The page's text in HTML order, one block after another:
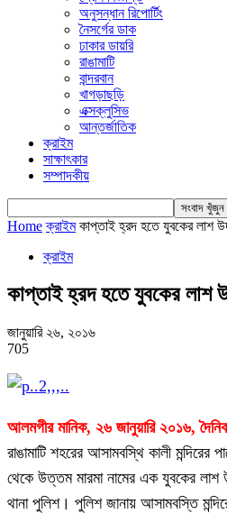
অনুসন্ধান রিপোর্টিং
নৈসর্গের ডাক
ঢাকার ডায়রি
রাঙামাটি
বান্দরবান
খাগড়াছড়ি
এক্সক্লুসিভ
আন্তর্জাতিক
ক্রাইম
সাক্ষাৎকার
সম্পাদকীয়
Home ক্রাইম কাপ্তাই হ্রদ হতে যুবকের লাশ
ক্রাইম
কাপ্তাই হ্রদ হতে যুবকের লাশ
জানুয়ারি ২৬, ২০১৬
705
আলমগীর মানিক, ২৬ জানুয়ারি ২০১৬, দৈনিক
রাঙামাটি শহরের আসামবস্থি কালী মন্দিরের
থেকে উত্তম মারমা নামের এক যুবকের লাশ
থানা পুলিশ। পুলিশ জানায় আসামবস্তি